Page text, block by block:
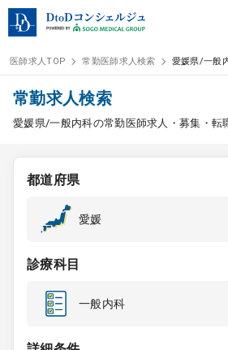
ログイン
医師求人
常勤検索
スポット検索
DtoDの転職・
医師求人TOP 常勤医師求人検索 愛媛県/一般
常勤求人検索
愛媛県/一般内科の常勤医師求人・募集・転
都道府県
愛媛
診療科目
一般内科